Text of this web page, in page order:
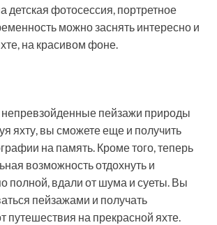
детская фотосессия, портретное
можно заснять интересно и
на красивом фоне.
непревзойденные пейзажи природы
яхту, вы сможете еще и получить
на память. Кроме того, теперь
возможность отдохнуть и
полной, вдали от шума и суеты. Вы
пейзажами и получать
путешествия на прекрасной яхте.